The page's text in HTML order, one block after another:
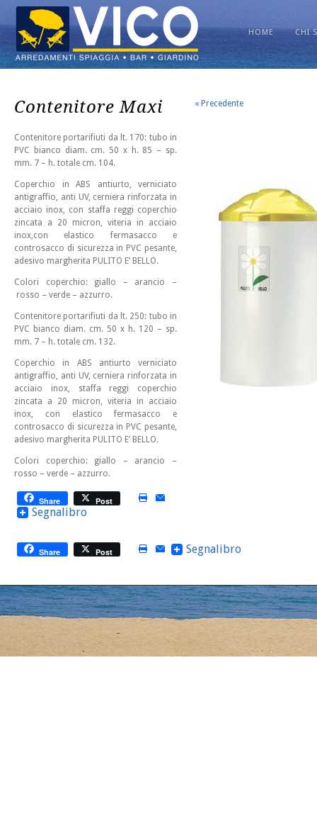
HOME CHI
Contenitore Maxi
Contenitore portarifiuti da lt. 170: tubo in
PVC bianco diam. cm. 50 x h. 85 – sp.
mm. 7 – h. totale cm. 104.
Coperchio in ABS antiurto, verniciato
antigraffio, anti UV, cerniera rinforzata in
acciaio inox, con staffa reggi coperchio
zincata a 20 micron, viteria in acciaio
inox,con elastico fermasacco e
controsacco di sicurezza in PVC pesante,
adesivo margherita PULITO E’ BELLO.
Colori coperchio: giallo – arancio –
rosso – verde – azzurro.
Contenitore portarifiuti da lt. 250: tubo in
PVC bianco diam. cm. 50 x h. 120 – sp.
mm. 7 – h. totale cm. 132.
Coperchio in ABS antiurto verniciato
antigraffio, anti UV, cerniera rinforzata in
acciaio inox, staffa reggi coperchio
zincata a 20 micron, viteria in acciaio
inox, con elastico fermasacco e
controsacco di sicurezza in PVC pesante,
adesivo margherita PULITO E’ BELLO.
Colori coperchio: giallo – arancio –
rosso – verde – azzurro.
Share Post
Segnalibro
« Precedente
Share Post Segnalibro